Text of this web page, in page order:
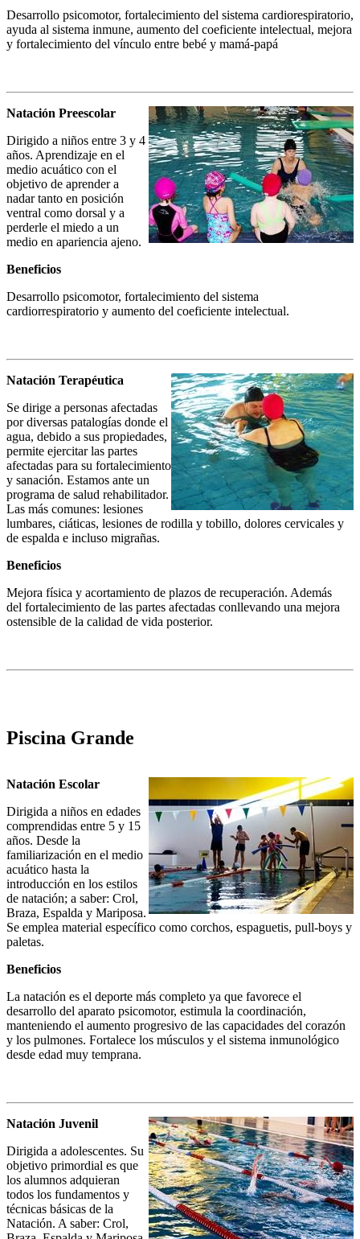
Desarrollo psicomotor, fortalecimiento del sistema cardiorespiratorio,
ayuda al sistema inmune, aumento del coeficiente intelectual, mejora
y fortalecimiento del vínculo entre bebé y mamá-papá
Natación Preescolar
Dirigido a niños entre 3 y 4
años. Aprendizaje en el
medio acuático con el
objetivo de aprender a
nadar tanto en posición
ventral como dorsal y a
perderle el miedo a un
medio en apariencia ajeno.
Beneficios
Desarrollo psicomotor, fortalecimiento del sistema
cardiorrespiratorio y aumento del coeficiente intelectual.
Natación Terapéutica
Se dirige a personas afectadas
por diversas patalogías donde el
agua, debido a sus propiedades,
permite ejercitar las partes
afectadas para su fortalecimiento
y sanación. Estamos ante un
programa de salud rehabilitador.
Las más comunes: lesiones
lumbares, ciáticas, lesiones de rodilla y tobillo, dolores cervicales y
de espalda e incluso migrañas.
Beneficios
Mejora física y acortamiento de plazos de recuperación. Además
del fortalecimiento de las partes afectadas conllevando una mejora
ostensible de la calidad de vida posterior.
Piscina Grande
Natación Escolar
Dirigida a niños en edades
comprendidas entre 5 y 15
años. Desde la
familiarización en el medio
acuático hasta la
introducción en los estilos
de natación; a saber: Crol,
Braza, Espalda y Mariposa.
Se emplea material específico como corchos, espaguetis, pull-boys y
paletas.
Beneficios
La natación es el deporte más completo ya que favorece el
desarrollo del aparato psicomotor, estimula la coordinación,
manteniendo el aumento progresivo de las capacidades del corazón
y los pulmones. Fortalece los músculos y el sistema inmunológico
desde edad muy temprana.
Natación Juvenil
Dirigida a adolescentes. Su
objetivo primordial es que
los alumnos adquieran
todos los fundamentos y
técnicas básicas de la
Natación. A saber: Crol,